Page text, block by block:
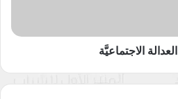
https://www.facebook.com/
الديمقراطي العربي
الاجتماعيَّة